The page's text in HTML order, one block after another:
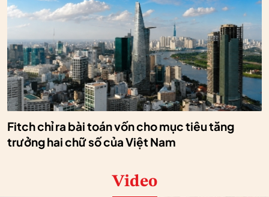
Fitch chỉ ra bài toán vốn cho mục tiêu tăng
trưởng hai chữ số của Việt Nam
Video